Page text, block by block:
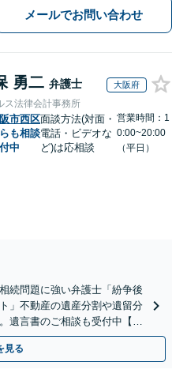
メールでお問い合わせ
勇二 弁護士 大阪府
ス法律会計事務所
市西区
も相談
中
面談方法(対面・
電話・ビデオな
ど)は応相談
営業時間：1
0:00~20:00
（平日）
続問題に強い弁護士「紛争後
」不動産の遺産分割や遺留分
遺言書のご相談も受付中【夜
室】
見る